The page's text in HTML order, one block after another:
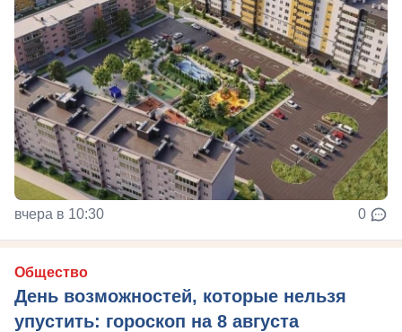
вчера в 10:30 0
Общество
День возможностей, которые нельзя
упустить: гороскоп на 8 августа